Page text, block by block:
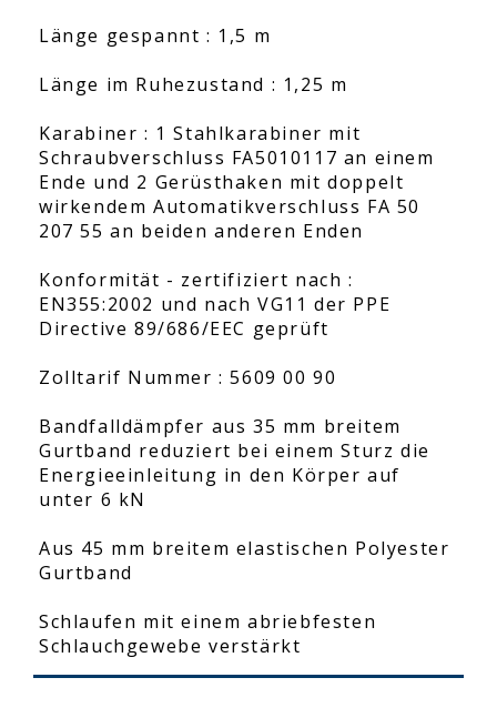
Länge gespannt : 1,5 m
Länge im Ruhezustand : 1,25 m
Karabiner : 1 Stahlkarabiner mit
Schraubverschluss FA5010117 an einem
Ende und 2 Gerüsthaken mit doppelt
wirkendem Automatikverschluss FA 50
207 55 an beiden anderen Enden
Konformität - zertifiziert nach :
EN355:2002 und nach VG11 der PPE
Directive 89/686/EEC geprüft
Zolltarif Nummer : 5609 00 90
Bandfalldämpfer aus 35 mm breitem
Gurtband reduziert bei einem Sturz die
Energieeinleitung in den Körper auf
unter 6 kN
Aus 45 mm breitem elastischen Polyester
Gurtband
Schlaufen mit einem abriebfesten
Schlauchgewebe verstärkt